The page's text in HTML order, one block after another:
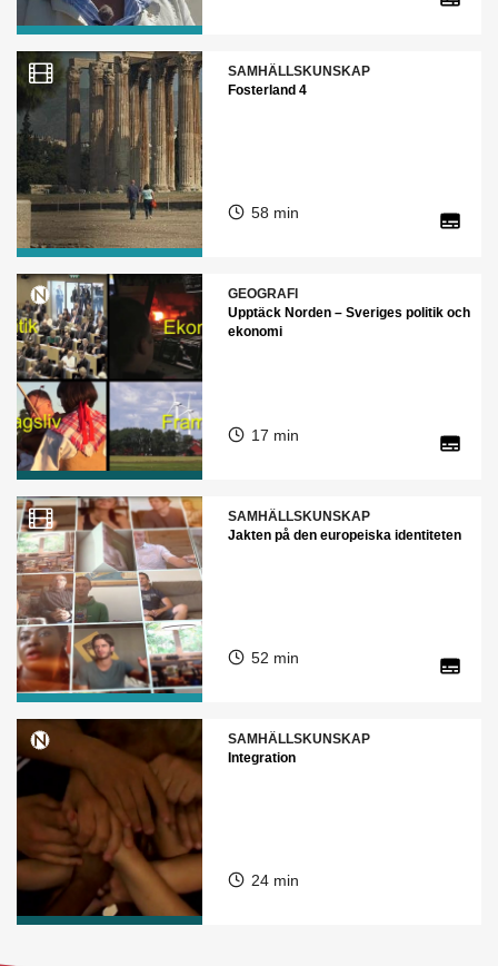
SAMHÄLLSKUNSKAP
Fosterland 4
58 min
GEOGRAFI
Upptäck Norden – Sveriges politik och
ekonomi
17 min
SAMHÄLLSKUNSKAP
Jakten på den europeiska identiteten
52 min
SAMHÄLLSKUNSKAP
Integration
24 min